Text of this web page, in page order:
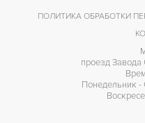
ПОЛИТИКА ОБРАБОТКИ
проезд Завода
Понедельник -